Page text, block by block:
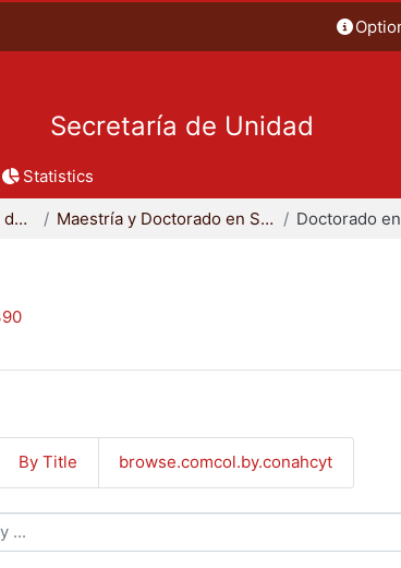
Secretaría de Unidad
Statistics
Coordinación Divisional de Posgrado Maestría y Doctorado en Sociología Doctorado
By Title browse.comcol.by.conahcyt